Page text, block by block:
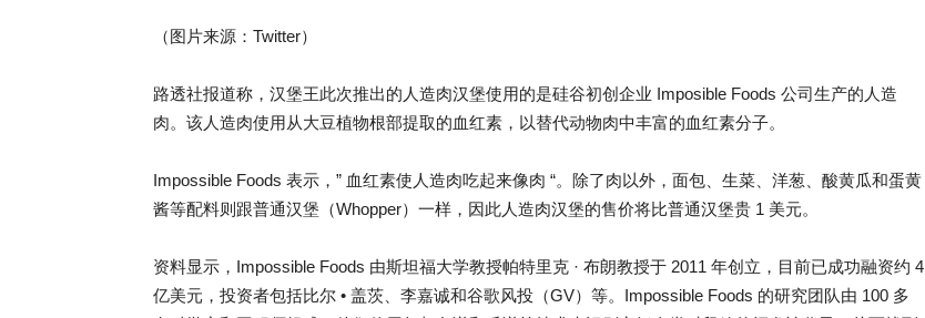
（图片来源：Twitter）
路透社报道称，汉堡王此次推出的人造肉汉堡使用的是硅谷初创企业 Imposible Foods 公司生产的人造
肉。该人造肉使用从大豆植物根部提取的血红素，以替代动物肉中丰富的血红素分子。
Impossible Foods 表示，” 血红素使人造肉吃起来像肉 “。除了肉以外，面包、生菜、洋葱、酸黄瓜和蛋黄
酱等配料则跟普通汉堡（Whopper）一样，因此人造肉汉堡的售价将比普通汉堡贵 1 美元。
资料显示，Impossible Foods 由斯坦福大学教授帕特里克 · 布朗教授于 2011 年创立，目前已成功融资约 4
亿美元，投资者包括比尔 • 盖茨、李嘉诚和谷歌风投（GV）等。Impossible Foods 的研究团队由 100 多